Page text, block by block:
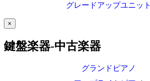
グレードアップユニット
×
鍵盤楽器-中古楽器
グランドピアノ